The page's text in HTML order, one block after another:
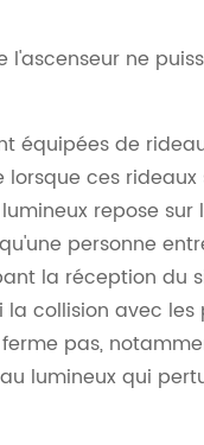
ne
équipées de
ces rideaux
repose sur
personne
la réception du
collision avec les
pas,
lumineux qui